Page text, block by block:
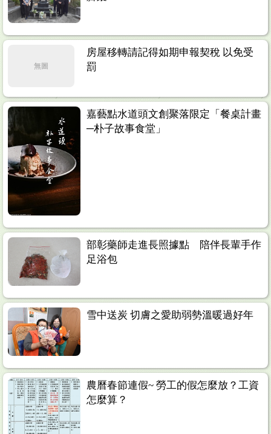
無圖
房屋移轉請記得如期申報契稅 以免受
罰
嘉藝點水道頭文創聚落限定「餐桌計畫
─朴子故事食堂」
部彰藥師走進長照據點 陪伴長輩手作
足浴包
雪中送炭 切膚之愛助弱勢溫暖過好年
農曆春節連假~ 勞工的假怎麼放？工資
怎麼算？